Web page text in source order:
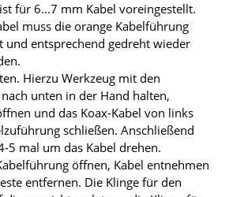
für 6...7 mm Kabel voreingestellt.
muss die orange Kabelführung
und entsprechend gedreht wieder
Hierzu Werkzeug mit den
unten in der Hand halten,
und das Koax-Kabel von links
schließen. Anschließend
5 mal um das Kabel drehen.
öffnen, Kabel entnehmen
entfernen. Die Klinge für den